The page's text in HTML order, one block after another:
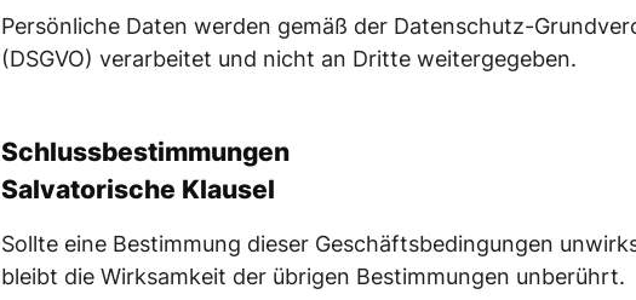
Persönliche Daten werden gemäß der Datenschutz-
(DSGVO) verarbeitet und nicht an Dritte weitergegeben.
Schlussbestimmungen
Salvatorische Klausel
Sollte eine Bestimmung dieser Geschäftsbedingungen
bleibt die Wirksamkeit der übrigen Bestimmungen unberührt.